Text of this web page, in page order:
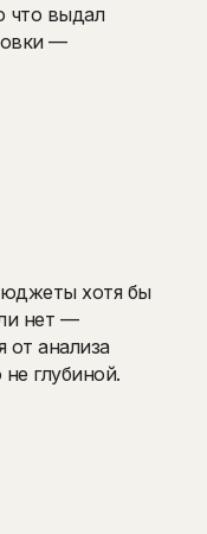
что выдал
—
хотя бы
нет —
от анализа
глубиной.